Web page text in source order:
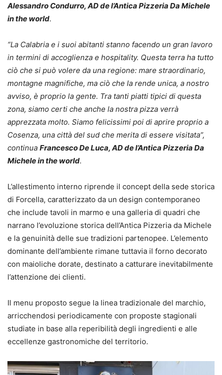
Alessandro Condurro, AD de l’Antica Pizzeria Da Michele
in the world.
“La Calabria e i suoi abitanti stanno facendo un gran lavoro
in termini di accoglienza e hospitality. Questa terra ha tutto
ciò che si può volere da una regione: mare straordinario,
montagne magnifiche, ma ciò che la rende unica, a nostro
avviso, è proprio la gente. Tra tanti piatti tipici di questa
zona, siamo certi che anche la nostra pizza verrà
apprezzata molto. Siamo felicissimi poi di aprire proprio a
Cosenza, una città del sud che merita di essere visitata”,
continua Francesco De Luca, AD de l’Antica Pizzeria Da
Michele in the world.
L’allestimento interno riprende il concept della sede storica
di Forcella, caratterizzato da un design contemporaneo
che include tavoli in marmo e una galleria di quadri che
narrano l’evoluzione storica dell’Antica Pizzeria da Michele
e la genuinità delle sue tradizioni partenopee. L’elemento
dominante dell’ambiente rimane tuttavia il forno decorato
con maioliche dorate, destinato a catturare inevitabilmente
l’attenzione dei clienti.
Il menu proposto segue la linea tradizionale del marchio,
arricchendosi periodicamente con proposte stagionali
studiate in base alla reperibilità degli ingredienti e alle
eccellenze gastronomiche del territorio.